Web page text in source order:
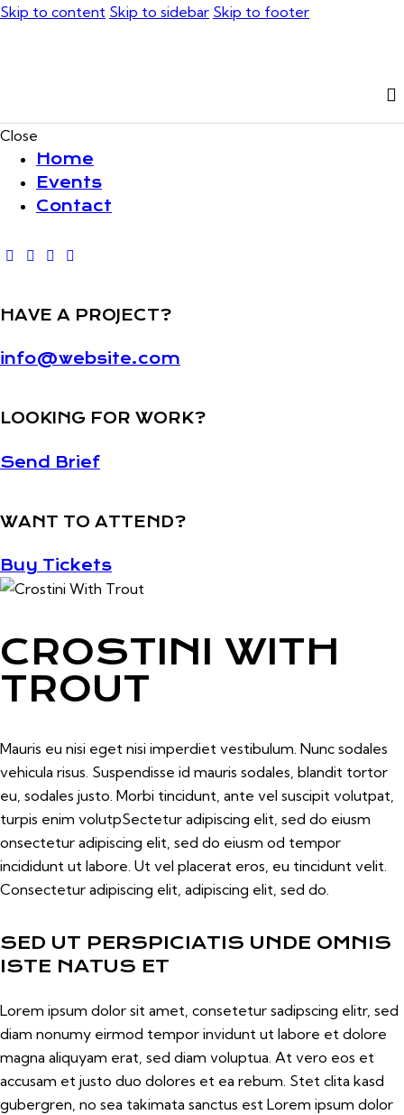
Skip to content Skip to sidebar Skip to footer
Close
Home
Events
Contact
HAVE A PROJECT?
info@website.com
LOOKING FOR WORK?
Send Brief
WANT TO ATTEND?
Buy Tickets
CROSTINI WITH
TROUT
Mauris eu nisi eget nisi imperdiet vestibulum. Nunc sodales
vehicula risus. Suspendisse id mauris sodales, blandit tortor
eu, sodales justo. Morbi tincidunt, ante vel suscipit volutpat,
turpis enim volutpSectetur adipiscing elit, sed do eiusm
onsectetur adipiscing elit, sed do eiusm od tempor
incididunt ut labore. Ut vel placerat eros, eu tincidunt velit.
Consectetur adipiscing elit, adipiscing elit, sed do.
SED UT PERSPICIATIS UNDE OMNIS
ISTE NATUS ET
Lorem ipsum dolor sit amet, consetetur sadipscing elitr, sed
diam nonumy eirmod tempor invidunt ut labore et dolore
magna aliquyam erat, sed diam voluptua. At vero eos et
accusam et justo duo dolores et ea rebum. Stet clita kasd
gubergren, no sea takimata sanctus est Lorem ipsum dolor